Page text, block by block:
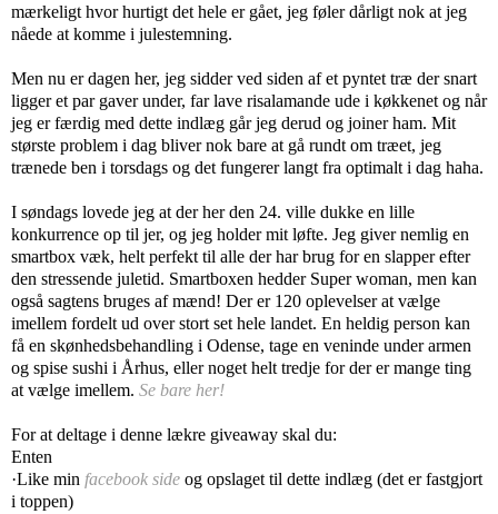
mærkeligt hvor hurtigt det hele er gået, jeg føler dårligt nok at jeg
nåede at komme i julestemning.
Men nu er dagen her, jeg sidder ved siden af et pyntet træ der snart
ligger et par gaver under, far lave risalamande ude i køkkenet og når
jeg er færdig med dette indlæg går jeg derud og joiner ham. Mit
største problem i dag bliver nok bare at gå rundt om træet, jeg
trænede ben i torsdags og det fungerer langt fra optimalt i dag haha.
I søndags lovede jeg at der her den 24. ville dukke en lille
konkurrence op til jer, og jeg holder mit løfte. Jeg giver nemlig en
smartbox væk, helt perfekt til alle der har brug for en slapper efter
den stressende juletid. Smartboxen hedder Super woman, men kan
også sagtens bruges af mænd! Der er 120 oplevelser at vælge
imellem fordelt ud over stort set hele landet. En heldig person kan
få en skønhedsbehandling i Odense, tage en veninde under armen
og spise sushi i Århus, eller noget helt tredje for der er mange ting
at vælge imellem. Se bare her!
For at deltage i denne lækre giveaway skal du:
Enten
·Like min facebook side og opslaget til dette indlæg (det er fastgjort
i toppen)